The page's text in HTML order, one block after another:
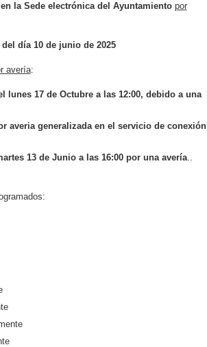
la Sede electrónica del Ayuntamiento por
día 10 de junio de 2025
avería:
lunes 17 de Octubre a las 12:00, debido a una
averia generalizada en el servicio de conexión
13 de Junio a las 16:00 por una avería..